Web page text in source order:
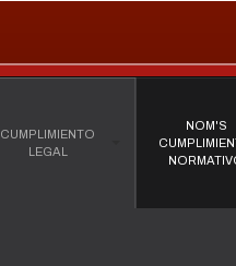
CUMPLIMIENTO
LEGAL
NOM'S